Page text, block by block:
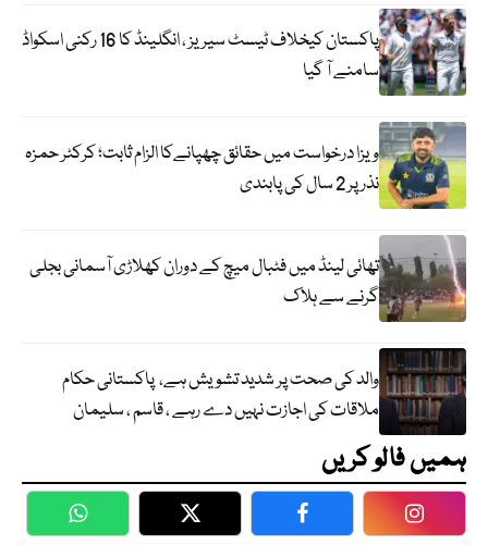
پاکستان کیخلاف ٹیسٹ سیریز ، انگلینڈ کا 16 رکنی اسکواڈ
سامنے آ گیا
ویزا درخواست میں حقائق چھپانےکا الزام ثابت؛ کرکٹر حمزہ
نذر پر 2 سال کی پابندی
تھائی لینڈ میں فٹبال میچ کے دوران کھلاڑی آسمانی بجلی
گرنے سے ہلاک
والد کی صحت پر شدید تشویش ہے، پاکستانی حکام
ملاقات کی اجازت نہیں دے رہے ، قاسم ، سلیمان
ہمیں فالو کریں
WhatsApp Twitter Facebook